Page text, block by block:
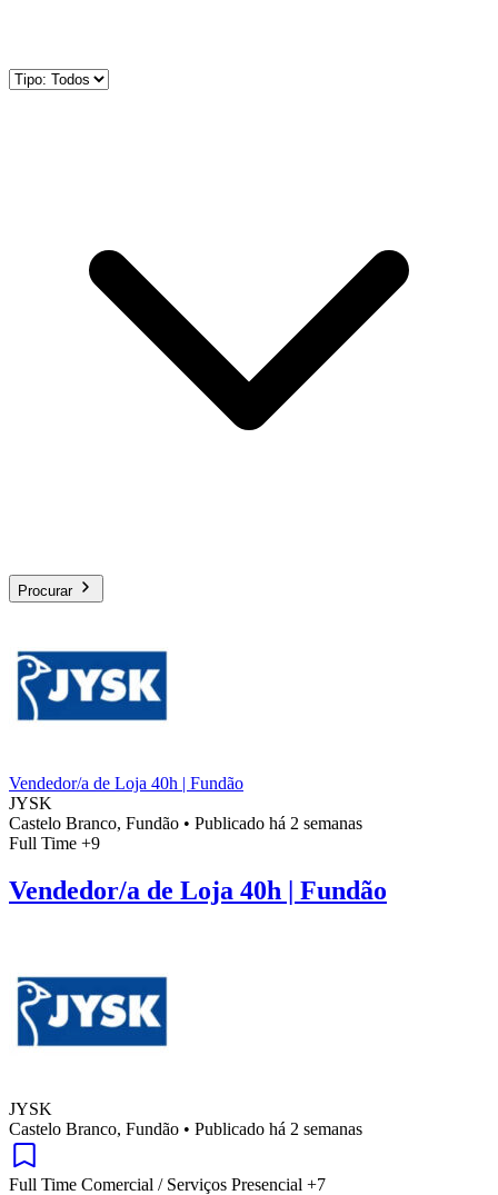
Procurar
Vendedor/a de Loja 40h | Fundão
JYSK
Castelo Branco, Fundão • Publicado há 2 semanas
Full Time +9
Vendedor/a de Loja 40h | Fundão
JYSK
Castelo Branco, Fundão • Publicado há 2 semanas
Full Time Comercial / Serviços Presencial +7